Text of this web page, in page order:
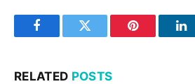
FacebookTwitter Pinterest
RELATED POSTS